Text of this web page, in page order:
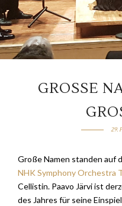
GROSSE
29.
Große Namen standen auf
NHK Symphony Orchestra
Cellistin. Paavo Järvi ist
des Jahres für seine